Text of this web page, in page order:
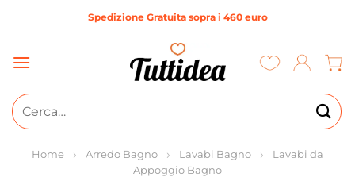
Spedizione Gratuita sopra i 460 euro
Cerca:
Home Arredo Bagno Lavabi Bagno
Lavabi da
Appoggio Bagno